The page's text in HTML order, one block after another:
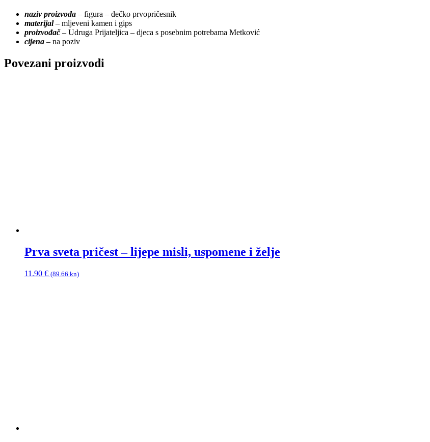
naziv proizvoda – figura – dečko prvopričesnik
materijal– mljeveni kamen i gips
proizvođač– Udruga Prijateljica – djeca s posebnim potrebama Metković
cijena – na poziv
Povezani proizvodi
Prva sveta pričest – lijepe misli, uspomene i želje
11.90 € (89.66 kn)